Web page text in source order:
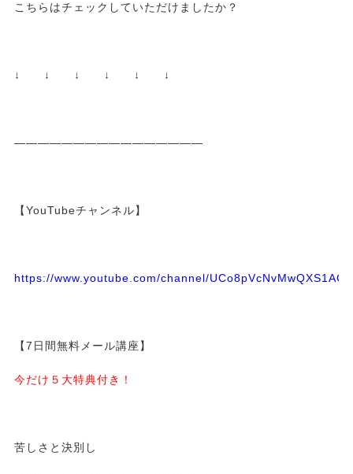
こちらはチェックしていただけましたか？
↓ ↓ ↓ ↓ ↓ ↓
————————————————
【YouTubeチャンネル】
https://www.youtube.com/channel/
【7日間無料メール講座】
今だけ５大特典付き！
苦しさと決別し